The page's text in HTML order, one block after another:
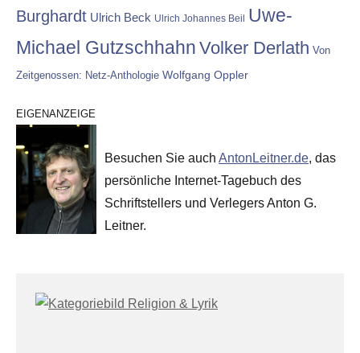
Burghardt Ulrich Beck Ulrich Johannes Beil Uwe-
Michael Gutzschhahn Volker Derlath Von
Zeitgenossen: Netz-Anthologie Wolfgang Oppler
EIGENANZEIGE
Besuchen Sie auch AntonLeitner.de, das
persönliche Internet-Tagebuch des
Schriftstellers und Verlegers Anton G.
Leitner.